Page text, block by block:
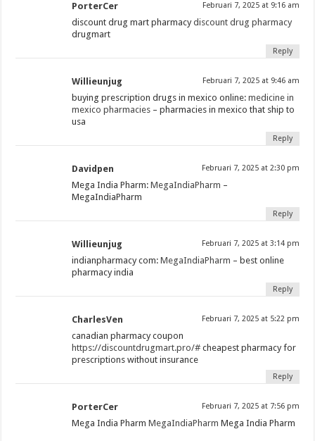
PorterCer Februari 7, 2025 at 9:16 am
discount drug mart pharmacydiscount drug pharmacy
drugmart
Reply
Willieunjug Februari 7, 2025 at 9:46 am
buying prescription drugs in mexico online:medicine in
mexico pharmacies – pharmacies in mexico that ship to
usa
Reply
Davidpen Februari 7, 2025 at 2:30 pm
Mega India Pharm:MegaIndiaPharm –
MegaIndiaPharm
Reply
Willieunjug Februari 7, 2025 at 3:14 pm
indianpharmacy com:MegaIndiaPharm – best online
pharmacy india
Reply
CharlesVen Februari 7, 2025 at 5:22 pm
canadian pharmacy coupon
https://discountdrugmart.pro/# cheapest pharmacy for
prescriptions without insurance
Reply
PorterCer Februari 7, 2025 at 7:56 pm
Mega India PharmMegaIndiaPharm Mega India Pharm